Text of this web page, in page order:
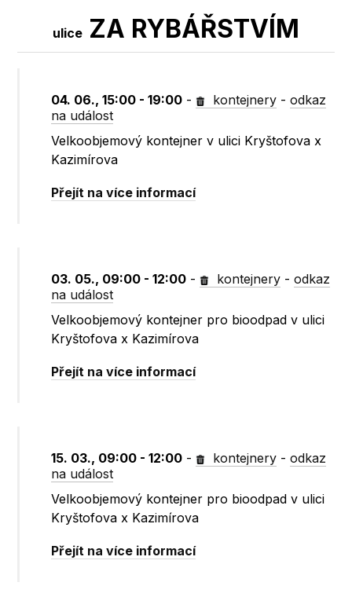
ulice ZA RYBÁŘSTVÍM
04. 06., 15:00 - 19:00 - kontejnery -odkaz
na událost
Velkoobjemový kontejner v ulici Kryštofova x
Kazimírova
Přejít na více informací
03. 05., 09:00 - 12:00 - kontejnery -odkaz
na událost
Velkoobjemový kontejner pro bioodpad v ulici
Kryštofova x Kazimírova
Přejít na více informací
15. 03., 09:00 - 12:00 - kontejnery -odkaz
na událost
Velkoobjemový kontejner pro bioodpad v ulici
Kryštofova x Kazimírova
Přejít na více informací